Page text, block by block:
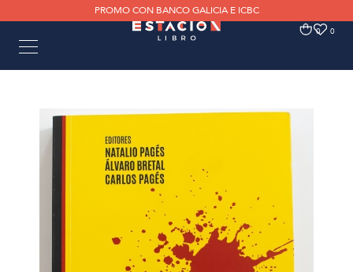
PROMO CON BANCO GALICIA E ICBC
0 0